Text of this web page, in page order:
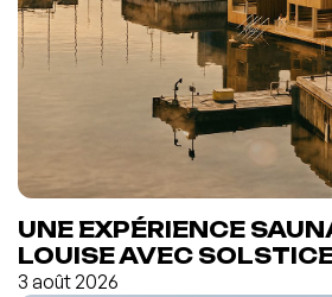
UNE EXPÉRIENCE
LOUISE AVEC
3 août 2026